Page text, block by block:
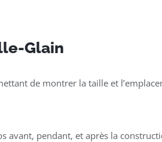
Glain
de montrer la taille et
avant, pendant, et après la